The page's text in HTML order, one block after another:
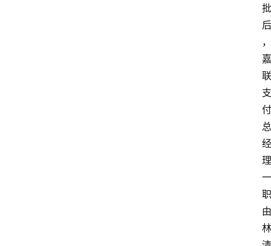
批
后
，
嘉
联
支
付
总
经
理
一
职
由
林